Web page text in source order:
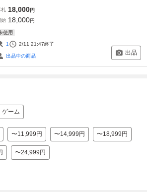
札 18,000円
始 18,000円
使用
1 2/11 21:47終了
出品中の商品 出品
ゲーム
〜11,999円 〜14,999円 〜18,999円
〜24,999円